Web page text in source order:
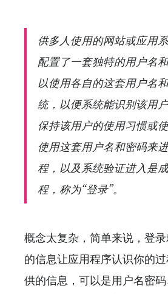
供多人使用的网站或应用
配置了一套独特的用户名
以使用各自的这套用户名
统，以便系统能识别该用
保持该用户的使用习惯或
使用这套用户名和密码来
程，以及系统验证进入是
程，称为“登录”。
概念太复杂，简单来说，登
的信息让应用程序认识你的
供的信息，可以是用户名密